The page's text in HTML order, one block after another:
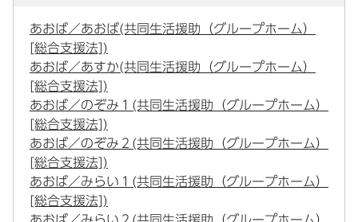
あおば／あおば(共同生活援助（グループホーム）
[総合支援法])
あおば／あすか(共同生活援助（グループホーム）
[総合支援法])
あおば／のぞみ１(共同生活援助（グループホーム）
[総合支援法])
あおば／のぞみ２(共同生活援助（グループホーム）
[総合支援法])
あおば／みらい１(共同生活援助（グループホーム）
[総合支援法])